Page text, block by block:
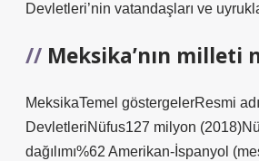
Devletleri’nin vatandaşları ve
Meksika’nın milleti
MeksikaTemel göstergelerResmi
DevletleriNüfus127 milyon
dağılımı%62 Amerikan-İspanyol